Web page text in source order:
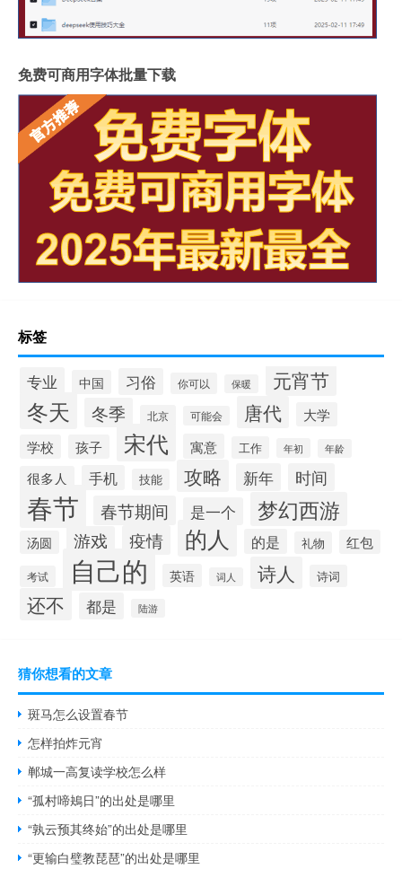
免费可商用字体批量下载
标签
专业 中国 习俗 你可以 保暖 元宵节
冬天 冬季 北京 可能会 唐代
大学
学校
孩子 宋代 寓意 工作 年初 年龄
很多人 手机 技能 攻略 新年 时间
春节 春节期间 是一个 梦幻西游
汤圆 游戏 疫情 的人 的是 礼物 红包
考试 自己的 英语 词人 诗人 诗词
还不 都是 陆游
猜你想看的文章
斑马怎么设置春节
怎样拍炸元宵
郸城一高复读学校怎么样
“孤村啼鴂日”的出处是哪里
“孰云预其终始”的出处是哪里
“更输白璧教琵琶”的出处是哪里